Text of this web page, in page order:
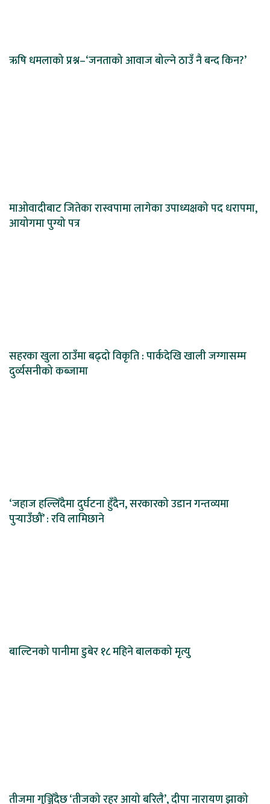
ऋषि धमलाको प्रश्न–‘जनताको आवाज बोल्ने ठाउँ नै बन्द किन?’
माओवादीबाट जितेका रास्वपामा लागेका उपाध्यक्षको पद धरापमा,
आयोगमा पुग्यो पत्र
सहरका खुला ठाउँमा बढ्दो विकृति : पार्कदेखि खाली जग्गासम्म
दुर्व्यसनीको कब्जामा
‘जहाज हल्लिँदैमा दुर्घटना हुँदैन, सरकारको उडान गन्तव्यमा
पुर्‍याउँछौं’ : रवि लामिछाने
बाल्टिनको पानीमा डुबेर १८ महिने बालकको मृत्यु
तीजमा गुञ्जिँदैछ ‘तीजको रहर आयो बरिलै’, दीपा नारायण झाको